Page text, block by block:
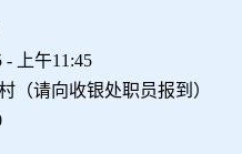
- 上午11:45
（请向收银处职员报到）